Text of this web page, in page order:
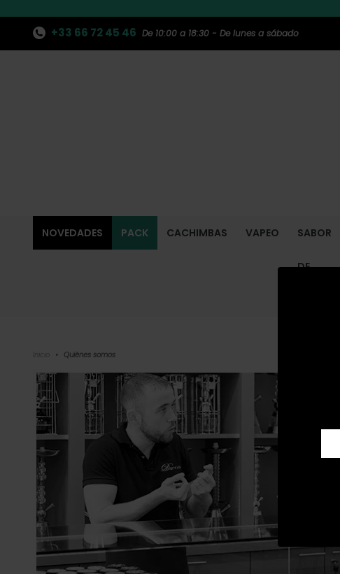
+33 66 72 45 46 De 10:00 a 18:30 - De lunes a sábado
NOVEDADES PACK CACHIMBAS VAPEO SABOR
DE
Inicio • Quiénes somos